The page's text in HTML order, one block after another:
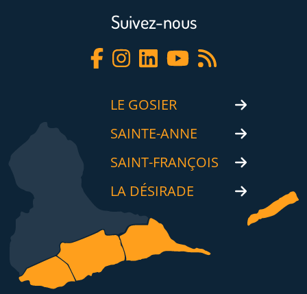
Suivez-nous
LE GOSIER
SAINTE-ANNE
SAINT-FRANÇOIS
LA DÉSIRADE